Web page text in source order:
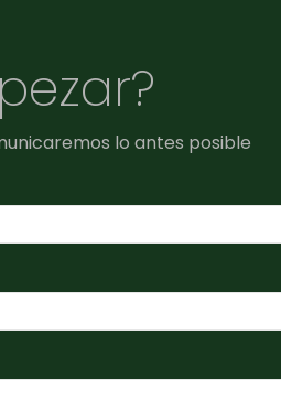
lo antes posible